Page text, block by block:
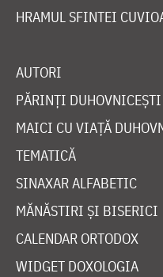
HRAMUL SFINTEI
AUTORI
PĂRINȚI DUHOVNICEȘTI
MAICI CU VIAȚĂ
TEMATICĂ
SINAXAR ALFABETIC
MĂNĂSTIRI ȘI BISERICI
CALENDAR ORTODOX
WIDGET DOXOLOGIA